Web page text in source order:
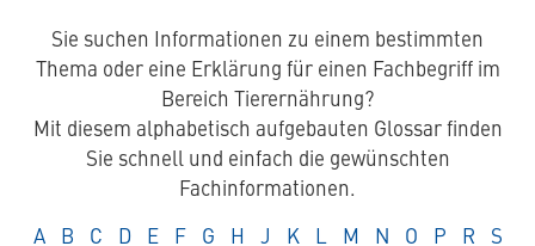
Sie suchen Informationen zu einem bestimmten
Thema oder eine Erklärung für einen Fachbegriff im
Bereich Tierernährung?
Mit diesem alphabetisch aufgebauten Glossar finden
Sie schnell und einfach die gewünschten
Fachinformationen.
Glossar
A Glossar
B Glossar
C Glossar
D Glossar
E Glossar
F Glossar
G Glossar
H Glossar
J Glossar
K Glossar
L Glossar
M Glossar
N Glossar
O Glossar
P Glossar
R
S